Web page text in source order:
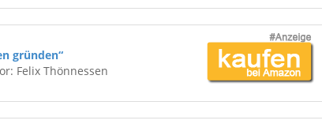
gründen“
Felix Thönnessen